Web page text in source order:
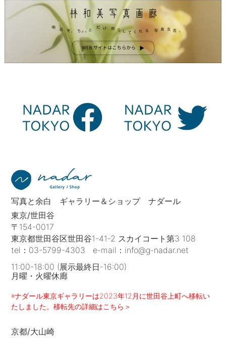
写真と余白 ギャラリー＆ショップ ナダール
東京/世田谷
〒154-0017
東京都世田谷区世田谷1-41-2 スカイコート第3 108
tel： 03-5799-4303 e-mail： info@g-nadar.net
11:00-18:00 (展示最終日-16:00)
月曜・火曜休廊
※ナダール東京ギャラリーは2023年12月に世田谷上町へ移転い
たしました。移転先の詳細はこちら＞
京都/大山崎